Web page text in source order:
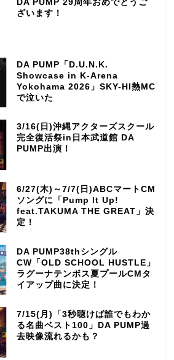
DA PUMP 29周年おめでとうご
ざいます！
DA PUMP「D.U.N.K.
Showcase in K-Arena
Yokohama 2026」SKY-HI熱MC
で泣いた
3/16(日)沖縄アクターズスクール
完全復活祭in日本武道館 DA
PUMP出演！
6/27(木)～7/7(日)ABCマートCM
ソングに「Pump It Up!
feat.TAKUMA THE GREAT」決
定！
DA PUMP38thシングル
CW「OLD SCHOOL HUSTLE」
ラグーナテンボス夏プールCMタ
イアップ曲に決定！
7/15(月)「3秒聴けば誰でもわか
る名曲ベスト100」DA PUMP過
去映像流れるかも？